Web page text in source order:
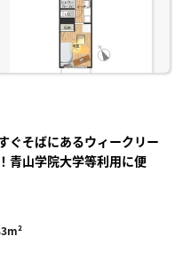
ぐそばにあるウィークリー
青山学院大学等利用に便